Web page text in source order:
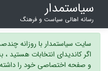
سیاستمدار
رسانه اهالی سیاست و فرهنگ
سایت سیاستمدار با روزانه
اگر کاندیدای انتخابات هستید
و صفحه اختصاصی خود را